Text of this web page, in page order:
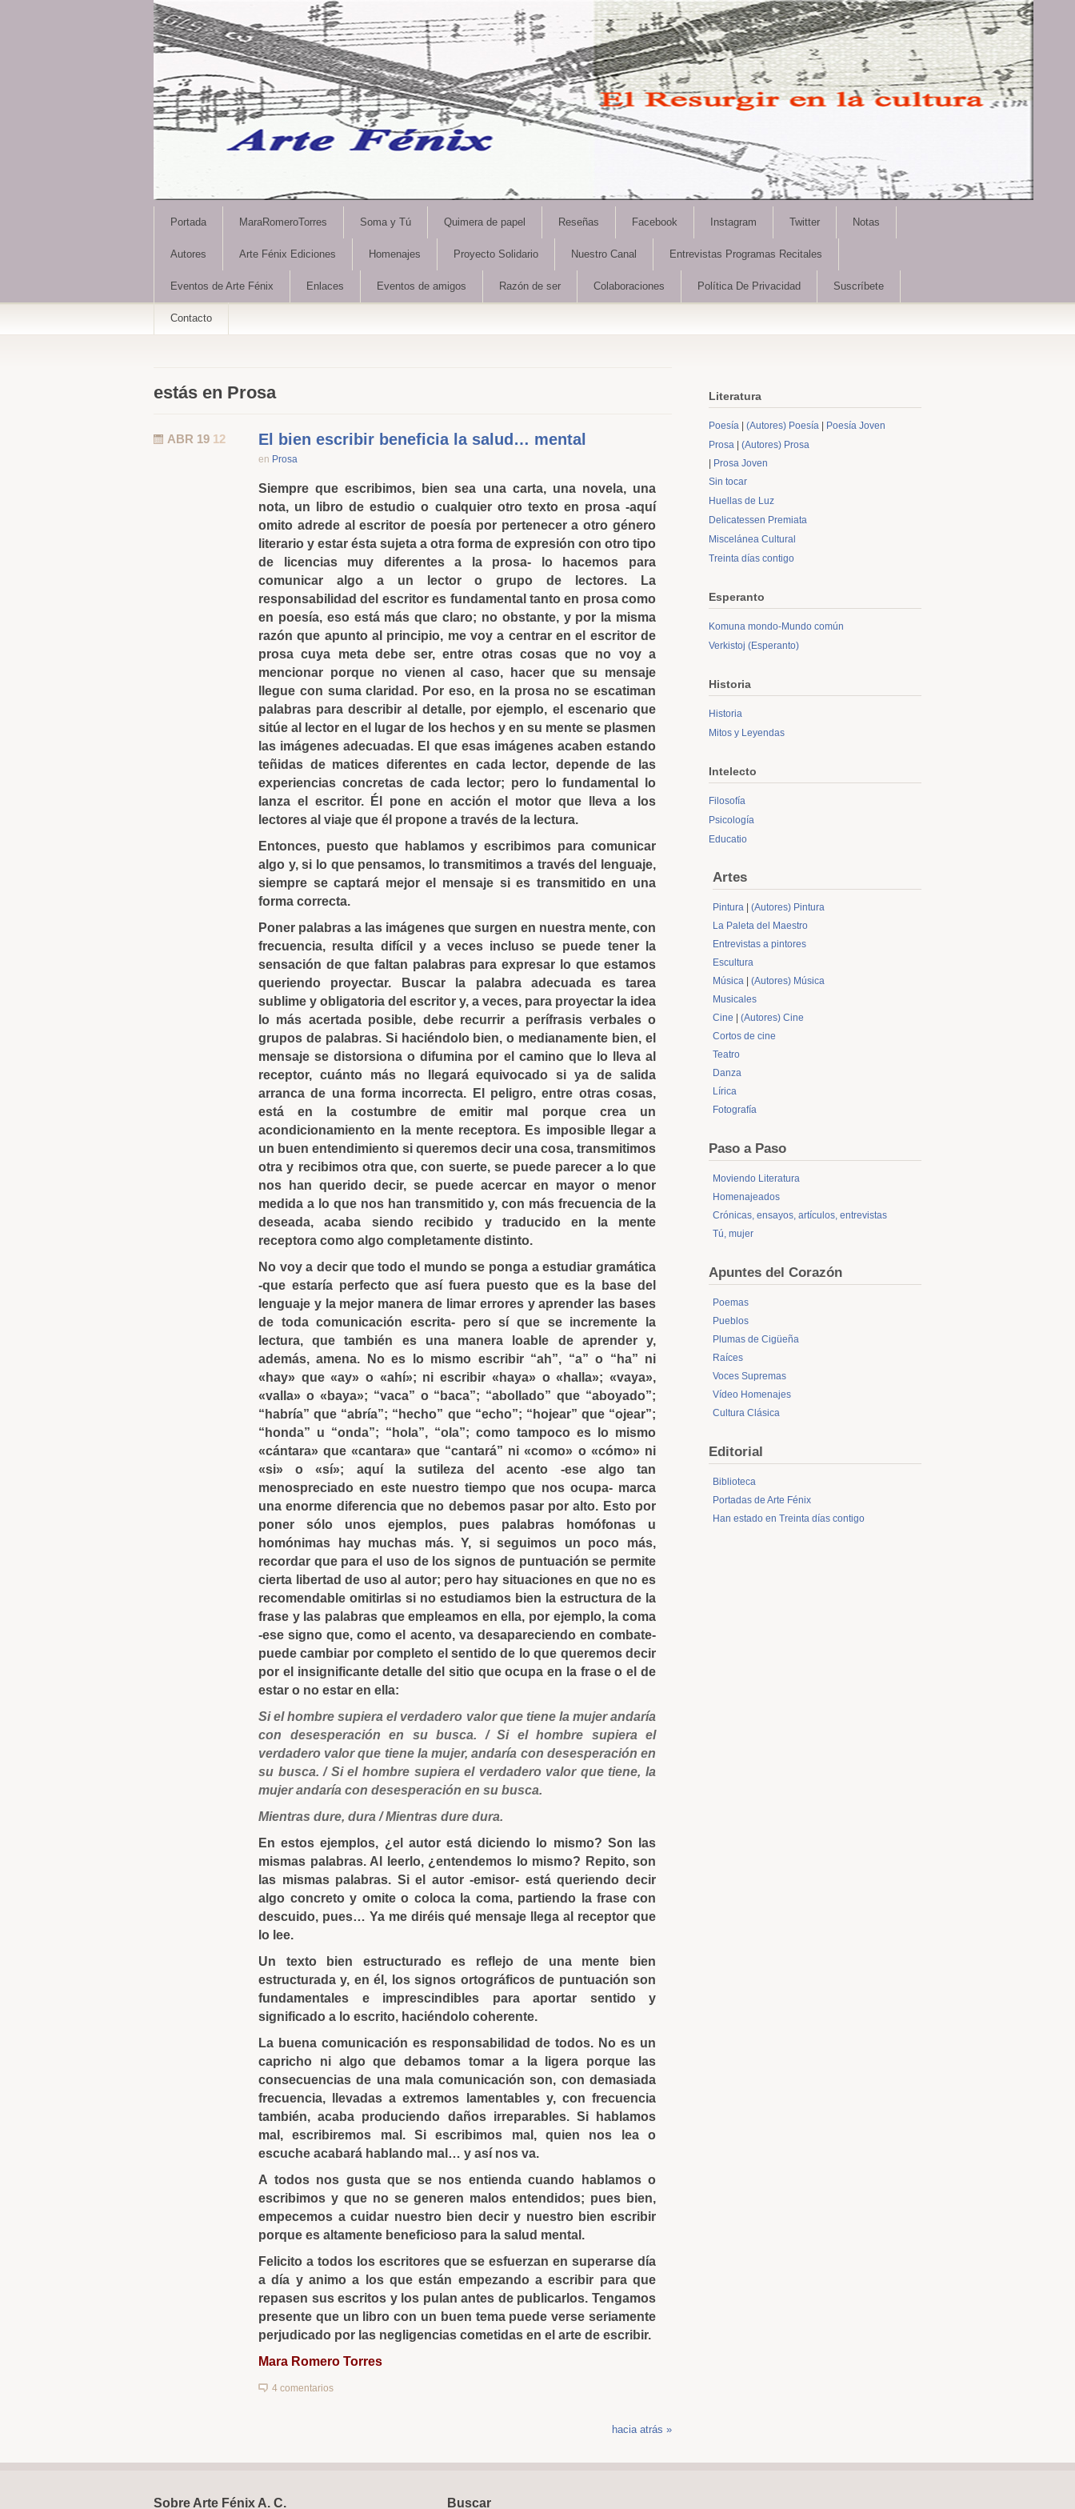
Portada MaraRomeroTorres Soma y Tú Quimera de papel Reseñas Facebook Instagram Twitter Notas
Autores Arte Fénix Ediciones Homenajes Proyecto Solidario Nuestro Canal Entrevistas Programas Recitales
Eventos de Arte Fénix Enlaces Eventos de amigos Razón de ser Colaboraciones Política De Privacidad Suscríbete
Contacto
estás en Prosa
ABR 19 12 El bien escribir beneficia la salud… mental
en Prosa
Siempre que escribimos, bien sea una carta, una novela, una
nota, un libro de estudio o cualquier otro texto en prosa -aquí
omito adrede al escritor de poesía por pertenecer a otro género
literario y estar ésta sujeta a otra forma de expresión con otro tipo
de licencias muy diferentes a la prosa- lo hacemos para
comunicar algo a un lector o grupo de lectores. La
responsabilidad del escritor es fundamental tanto en prosa como
en poesía, eso está más que claro; no obstante, y por la misma
razón que apunto al principio, me voy a centrar en el escritor de
prosa cuya meta debe ser, entre otras cosas que no voy a
mencionar porque no vienen al caso, hacer que su mensaje
llegue con suma claridad. Por eso, en la prosa no se escatiman
palabras para describir al detalle, por ejemplo, el escenario que
sitúe al lector en el lugar de los hechos y en su mente se plasmen
las imágenes adecuadas. El que esas imágenes acaben estando
teñidas de matices diferentes en cada lector, depende de las
experiencias concretas de cada lector; pero lo fundamental lo
lanza el escritor. Él pone en acción el motor que lleva a los
lectores al viaje que él propone a través de la lectura.
Entonces, puesto que hablamos y escribimos para comunicar
algo y, si lo que pensamos, lo transmitimos a través del lenguaje,
siempre se captará mejor el mensaje si es transmitido en una
forma correcta.
Poner palabras a las imágenes que surgen en nuestra mente, con
frecuencia, resulta difícil y a veces incluso se puede tener la
sensación de que faltan palabras para expresar lo que estamos
queriendo proyectar. Buscar la palabra adecuada es tarea
sublime y obligatoria del escritor y, a veces, para proyectar la idea
lo más acertada posible, debe recurrir a perífrasis verbales o
grupos de palabras. Si haciéndolo bien, o medianamente bien, el
mensaje se distorsiona o difumina por el camino que lo lleva al
receptor, cuánto más no llegará equivocado si ya de salida
arranca de una forma incorrecta. El peligro, entre otras cosas,
está en la costumbre de emitir mal porque crea un
acondicionamiento en la mente receptora. Es imposible llegar a
un buen entendimiento si queremos decir una cosa, transmitimos
otra y recibimos otra que, con suerte, se puede parecer a lo que
nos han querido decir, se puede acercar en mayor o menor
medida a lo que nos han transmitido y, con más frecuencia de la
deseada, acaba siendo recibido y traducido en la mente
receptora como algo completamente distinto.
No voy a decir que todo el mundo se ponga a estudiar gramática
-que estaría perfecto que así fuera puesto que es la base del
lenguaje y la mejor manera de limar errores y aprender las bases
de toda comunicación escrita- pero sí que se incremente la
lectura, que también es una manera loable de aprender y,
además, amena. No es lo mismo escribir “ah”, “a” o “ha” ni
«hay» que «ay» o «ahí»; ni escribir «haya» o «halla»; «vaya»,
«valla» o «baya»; “vaca” o “baca”; “abollado” que “aboyado”;
“habría” que “abría”; “hecho” que “echo”; “hojear” que “ojear”;
“honda” u “onda”; “hola”, “ola”; como tampoco es lo mismo
«cántara» que «cantara» que “cantará” ni «como» o «cómo» ni
«si» o «sí»; aquí la sutileza del acento -ese algo tan
menospreciado en este nuestro tiempo que nos ocupa- marca
una enorme diferencia que no debemos pasar por alto. Esto por
poner sólo unos ejemplos, pues palabras homófonas u
homónimas hay muchas más. Y, si seguimos un poco más,
recordar que para el uso de los signos de puntuación se permite
cierta libertad de uso al autor; pero hay situaciones en que no es
recomendable omitirlas si no estudiamos bien la estructura de la
frase y las palabras que empleamos en ella, por ejemplo, la coma
-ese signo que, como el acento, va desapareciendo en combate-
puede cambiar por completo el sentido de lo que queremos decir
por el insignificante detalle del sitio que ocupa en la frase o el de
estar o no estar en ella:
Si el hombre supiera el verdadero valor que tiene la mujer andaría
con desesperación en su busca. / Si el hombre supiera el
verdadero valor que tiene la mujer, andaría con desesperación en
su busca. / Si el hombre supiera el verdadero valor que tiene, la
mujer andaría con desesperación en su busca.
Mientras dure, dura / Mientras dure dura.
En estos ejemplos, ¿el autor está diciendo lo mismo? Son las
mismas palabras. Al leerlo, ¿entendemos lo mismo? Repito, son
las mismas palabras. Si el autor -emisor- está queriendo decir
algo concreto y omite o coloca la coma, partiendo la frase con
descuido, pues… Ya me diréis qué mensaje llega al receptor que
lo lee.
Un texto bien estructurado es reflejo de una mente bien
estructurada y, en él, los signos ortográficos de puntuación son
fundamentales e imprescindibles para aportar sentido y
significado a lo escrito, haciéndolo coherente.
La buena comunicación es responsabilidad de todos. No es un
capricho ni algo que debamos tomar a la ligera porque las
consecuencias de una mala comunicación son, con demasiada
frecuencia, llevadas a extremos lamentables y, con frecuencia
también, acaba produciendo daños irreparables. Si hablamos
mal, escribiremos mal. Si escribimos mal, quien nos lea o
escuche acabará hablando mal… y así nos va.
A todos nos gusta que se nos entienda cuando hablamos o
escribimos y que no se generen malos entendidos; pues bien,
empecemos a cuidar nuestro bien decir y nuestro bien escribir
porque es altamente beneficioso para la salud mental.
Felicito a todos los escritores que se esfuerzan en superarse día
a día y animo a los que están empezando a escribir para que
repasen sus escritos y los pulan antes de publicarlos. Tengamos
presente que un libro con un buen tema puede verse seriamente
perjudicado por las negligencias cometidas en el arte de escribir.
Mara Romero Torres
4 comentarios
hacia atrás »
Literatura
Poesía (Autores) Poesía
Poesía Joven
Prosa
(Autores) Prosa
Prosa Joven
Sin tocar
Huellas de Luz
Delicatessen Premiata
Miscelánea Cultural
Treinta días contigo
Esperanto
Komuna mondo-Mundo común
Verkistoj (Esperanto)
Historia
Historia
Mitos y Leyendas
Intelecto
Filosofía
Psicología
Educatio
Artes
Pintura
(Autores) Pintura
La Paleta del Maestro
Entrevistas a pintores
Escultura
Música
(Autores) Música
Musicales
Cine
(Autores) Cine
Cortos de cine
Teatro
Danza
Lírica
Fotografía
Paso a Paso
Moviendo Literatura
Homenajeados
Crónicas, ensayos, artículos, entrevistas
Tú, mujer
Apuntes del Corazón
Poemas
Pueblos
Plumas de Cigüeña
Raíces
Voces Supremas
Vídeo Homenajes
Cultura Clásica
Editorial
Biblioteca
Portadas de Arte Fénix
Han estado en Treinta días contigo
Sobre Arte Fénix A. C. Buscar